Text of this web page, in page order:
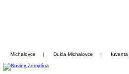
Michalovce | Dukla Michalovce | Iuventa